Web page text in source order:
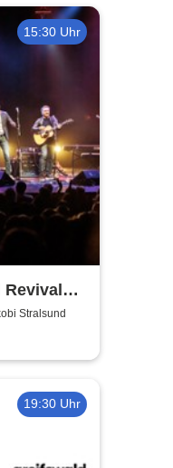
15:30 Uhr
Stralsund
19:30 Uhr